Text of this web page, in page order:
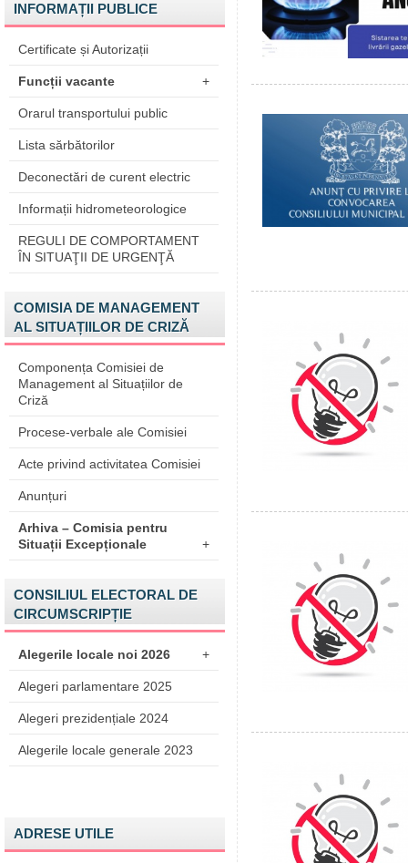
INFORMAȚII PUBLICE
Certificate și Autorizații
Funcții vacante +
Orarul transportului public
Lista sărbătorilor
Deconectări de curent electric
Informații hidrometeorologice
REGULI DE COMPORTAMENT
ÎN SITUAŢII DE URGENŢĂ
COMISIA DE MANAGEMENT
AL SITUAȚIILOR DE CRIZĂ
Componența Comisiei de
Management al Situațiilor de
Criză
Procese-verbale ale Comisiei
Acte privind activitatea Comisiei
Anunțuri
Arhiva – Comisia pentru
Situații Excepționale
+
CONSILIUL ELECTORAL DE
CIRCUMSCRIPȚIE
Alegerile locale noi 2026 +
Alegeri parlamentare 2025
Alegeri prezidențiale 2024
Alegerile locale generale 2023
ADRESE UTILE